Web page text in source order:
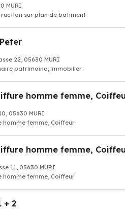
MURI
sur plan de batiment
22, 05630 MURI
patrimoine, immobilier
homme femme,
05630 MURI
homme femme, Coiffeur
homme femme,
11, 05630 MURI
homme femme, Coiffeur
+ 2